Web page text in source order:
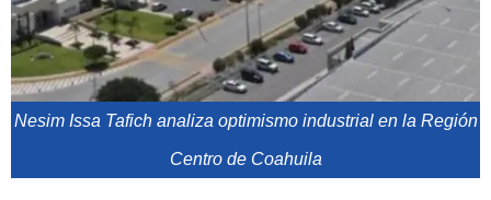
Nesim Issa Tafich analiza optimismo industrial en la Región
Centro de Coahuila